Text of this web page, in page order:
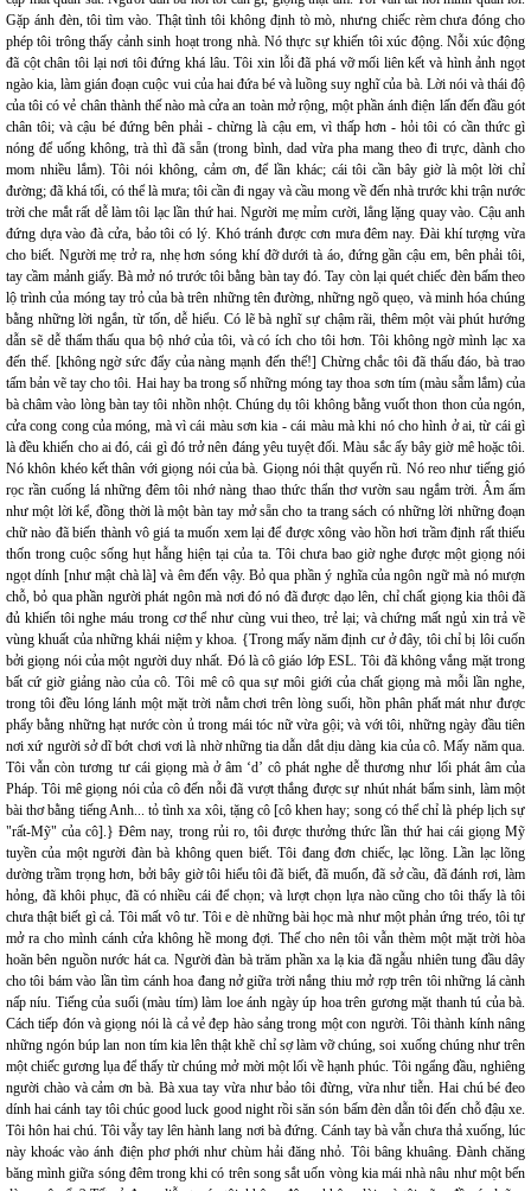
Gặp ánh đèn, tôi tìm vào. Thật tình tôi không định tò mò, nhưng chiếc rèm chưa đóng cho
phép tôi trông thấy cảnh sinh hoạt trong nhà. Nó thực sự khiến tôi xúc động. Nỗi xúc động
đã cột chân tôi lại nơi tôi đứng khá lâu. Tôi xin lỗi đã phá vỡ mối liên kết và hình ảnh ngọt
ngào kia, làm gián đoạn cuộc vui của hai đứa bé và luồng suy nghĩ của bà. Lời nói và thái độ
của tôi có vẻ chân thành thế nào mà cửa an toàn mở rộng, một phần ánh điện lấn đến đầu gót
chân tôi; và cậu bé đứng bên phải - chừng là cậu em, vì thấp hơn - hỏi tôi có cần thức gì
nóng để uống không, trà thì đã sẵn (trong bình, dad vừa pha mang theo đi trực, dành cho
mom nhiều lắm). Tôi nói không, cảm ơn, để lần khác; cái tôi cần bây giờ là một lời chỉ
đường; đã khá tối, có thể là mưa; tôi cần đi ngay và cầu mong về đến nhà trước khi trận nước
trời che mắt rất dễ làm tôi lạc lần thứ hai. Người mẹ mỉm cười, lẳng lặng quay vào. Cậu anh
đứng dựa vào đà cửa, bảo tôi có lý. Khó tránh được cơn mưa đêm nay. Đài khí tượng vừa
cho biết. Người mẹ trở ra, nhẹ hơn sóng khí đỡ dưới tà áo, đứng gần cậu em, bên phải tôi,
tay cầm mảnh giấy. Bà mở nó trước tôi bằng bàn tay đó. Tay còn lại quét chiếc đèn bấm theo
lộ trình của móng tay trỏ của bà trên những tên đường, những ngõ quẹo, và minh hóa chúng
bằng những lời ngắn, từ tốn, dễ hiểu. Có lẽ bà nghĩ sự chậm rãi, thêm một vài phút hướng
dẫn sẽ dễ thẩm thấu qua bộ nhớ của tôi, và có ích cho tôi hơn. Tôi không ngờ mình lạc xa
đến thế. [không ngờ sức đẩy của nàng mạnh đến thế!] Chừng chắc tôi đã thấu đáo, bà trao
tấm bản vẽ tay cho tôi. Hai hay ba trong số những móng tay thoa sơn tím (màu sẫm lắm) của
bà châm vào lòng bàn tay tôi nhồn nhột. Chúng dụ tôi không bằng vuốt thon thon của ngón,
cửa cong cong của móng, mà vì cái màu sơn kia - cái màu mà khi nó cho hình ở ai, từ cái gì
là đều khiến cho ai đó, cái gì đó trở nên đáng yêu tuyệt đối. Màu sắc ấy bây giờ mê hoặc tôi.
Nó khôn khéo kết thân với giọng nói của bà. Giọng nói thật quyến rũ. Nó reo như tiếng gió
rọc rần cuống lá những đêm tôi nhớ nàng thao thức thẩn thơ vườn sau ngắm trời. Âm ấm
như một lời kể, đồng thời là một bàn tay mở sẵn cho ta trang sách có những lời những đoạn
chữ nào đã biến thành vô giá ta muốn xem lại để được xông vào hồn hơi trầm định rất thiếu
thốn trong cuộc sống hụt hẫng hiện tại của ta. Tôi chưa bao giờ nghe được một giọng nói
ngọt dính [như mật chà là] và êm đến vậy. Bỏ qua phần ý nghĩa của ngôn ngữ mà nó mượn
chỗ, bỏ qua phần người phát ngôn mà nơi đó nó đã được dạo lên, chỉ chất giọng kia thôi đã
đủ khiến tôi nghe máu trong cơ thể như cùng vui theo, trẻ lại; và chứng mất ngủ xin trả về
vùng khuất của những khái niệm y khoa. {Trong mấy năm định cư ở đây, tôi chỉ bị lôi cuốn
bởi giọng nói của một người duy nhất. Đó là cô giáo lớp ESL. Tôi đã không vắng mặt trong
bất cứ giờ giảng nào của cô. Tôi mê cô qua sự môi giới của chất giọng mà mỗi lần nghe,
trong tôi đều lóng lánh một mặt trời nằm chơi trên lòng suối, hồn phân phất mát như được
phẩy bằng những hạt nước còn ủ trong mái tóc nữ vừa gội; và với tôi, những ngày đầu tiên
nơi xứ người sở dĩ bớt chơi vơi là nhờ những tia dẫn dắt dịu dàng kia của cô. Mấy năm qua.
Tôi vẫn còn tương tư cái giọng mà ở âm ‘d’ cô phát nghe dễ thương như lối phát âm của
Pháp. Tôi mê giọng nói của cô đến nỗi đã vượt thắng được sự nhút nhát bẩm sinh, làm một
bài thơ bằng tiếng Anh... tỏ tình xa xôi, tặng cô [cô khen hay; song có thể chỉ là phép lịch sự
"rất-Mỹ" của cô].} Đêm nay, trong rủi ro, tôi được thưởng thức lần thứ hai cái giọng Mỹ
tuyền của một người đàn bà không quen biết. Tôi đang đơn chiếc, lạc lõng. Lần lạc lõng
dường trầm trọng hơn, bởi bây giờ tôi hiểu tôi đã biết, đã muốn, đã sở cầu, đã đánh rơi, làm
hỏng, đã khôi phục, đã có nhiều cái để chọn; và lượt chọn lựa nào cũng cho tôi thấy là tôi
chưa thật biết gì cả. Tôi mất vô tư. Tôi e dè những bài học mà như một phản ứng tréo, tôi tự
mở ra cho mình cánh cửa không hề mong đợi. Thế cho nên tôi vẫn thèm một mặt trời hòa
hoãn bên nguồn nước hát ca. Người đàn bà trăm phần xa lạ kia đã ngẫu nhiên tung đầu dây
cho tôi bám vào lần tìm cánh hoa đang nở giữa trời nắng thiu mở rợp trên tôi những lá cành
nấp níu. Tiếng của suối (màu tím) làm loe ánh ngày úp hoa trên gương mặt thanh tú của bà.
Cách tiếp đón và giọng nói là cả vẻ đẹp hào sảng trong một con người. Tôi thành kính nâng
những ngón búp lan non tím kia lên thật khẽ chỉ sợ làm vỡ chúng, soi xuống chúng như trên
một chiếc gương lụa để thấy từ chúng mở mời một lối về hạnh phúc. Tôi ngẩng đầu, nghiêng
người chào và cảm ơn bà. Bà xua tay vừa như bảo tôi đừng, vừa như tiễn. Hai chú bé đeo
dính hai cánh tay tôi chúc good luck good night rồi săn són bấm đèn dẫn tôi đến chỗ đậu xe.
Tôi hôn hai chú. Tôi vẫy tay lên hành lang nơi bà đứng. Cánh tay bà vẫn chưa thả xuống, lúc
này khoác vào ánh điện phơ phới như chùm hải đăng nhỏ. Tôi bâng khuâng. Đành chăng
băng mình giữa sóng đêm trong khi có trên song sắt uốn vòng kia mái nhà nâu như một bến